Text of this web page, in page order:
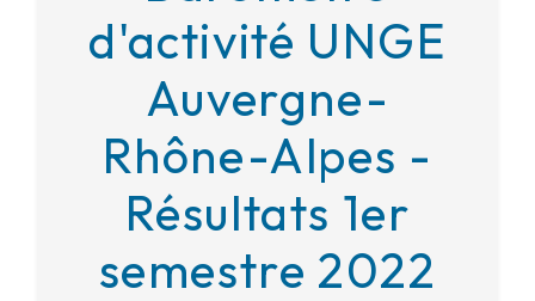
d'activité UNGE
Auvergne-
Rhône-Alpes -
Résultats 1er
semestre 2022